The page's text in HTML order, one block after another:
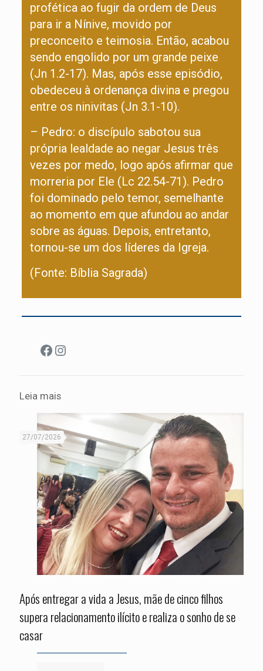
profética ao fugir da ordem de Deus
para ir a Nínive, movido por
preconceito e teimosia. Então, acabou
sendo engolido por um grande peixe
(Jn 1.2-17). Mas, após esse episódio,
obedeceu à ordenança divina e pregou
entre os ninivitas (Jn 3.1-10).
– Pedro: o discípulo sabotou sua
própria lealdade ao negar Jesus três
vezes por medo, logo após afirmar que
morreria por Ele (Lc 22.54-71). Pedro
foi dominado pelo temor, semelhante
ao momento em que afundou ao andar
sobre as águas. Depois, entretanto,
tornou-se um dos líderes da Igreja.
(Fonte: Bíblia Sagrada)
Facebook
Instagram
Leia mais
27/07/2026
Após entregar a vida a Jesus, mãe de cinco filhos
supera relacionamento ilícito e realiza o sonho de se
casar